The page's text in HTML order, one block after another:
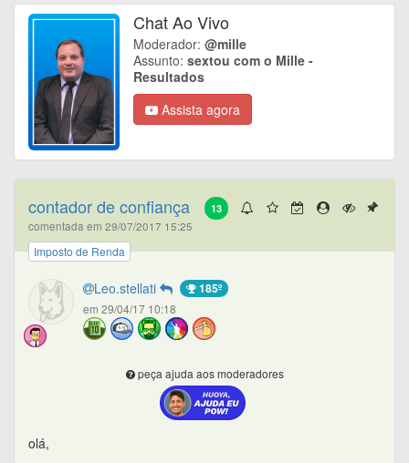
Chat Ao Vivo
Moderador: @mille
Assunto: sextou com o Mille -
Resultados
Assista agora
13
contador de confiança
comentada em 29/07/2017 15:25
Imposto de Renda
Leo.stellati 185º
em 29/04/17 10:18
peça ajuda aos moderadores
olá,